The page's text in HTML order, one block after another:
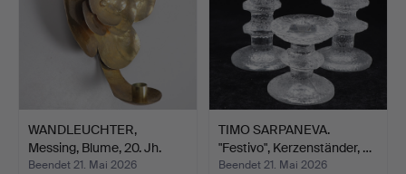
WANDLEUCHTER,
Messing, Blume, 20. Jh.
Beendet 21. Mai 2026
TIMO SARPANEVA.
"Festivo", Kerzenständer, …
Beendet 21. Mai 2026